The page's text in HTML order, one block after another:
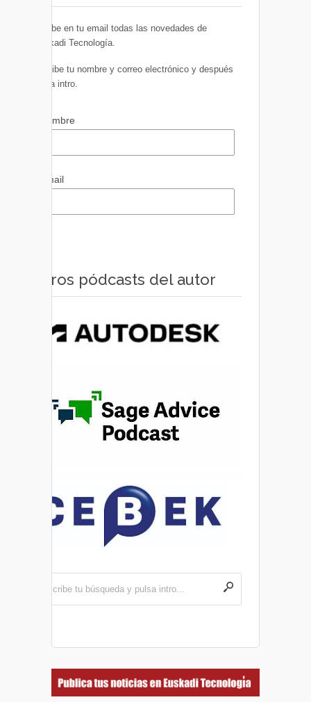
Recibe en tu email todas las novedades de
Euskadi Tecnología.
Escribe tu nombre y correo electrónico y después
pulsa intro.
Nombre
Email
Otros pódcasts del autor